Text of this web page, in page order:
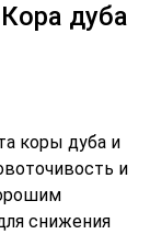
дуба
коры дуба и
и
снижения